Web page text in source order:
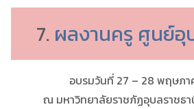
7. ผลงานครู ศูนย์อุ
อบรมวันที่ 27 – 28 พฤษภ
ณ มหาวิทยาลัยราชภัฏอุบลราชธา